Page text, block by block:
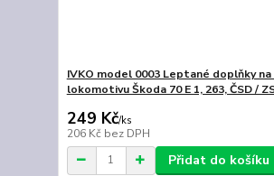
IVKO model 0003 Leptané doplňky
lokomotivu Škoda 70 E 1, 263, ČSD /
249 Kč/ks
206 Kč bez DPH
Přidat do košíku